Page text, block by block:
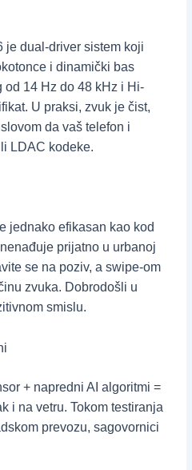
je dual-driver sistem koji
i dinamički bas
od 14 Hz do 48 kHz i Hi-
U praksi, zvuk je čist,
da vaš telefon i
LDAC kodeke.
jednako efikasan kao kod
prijatno u urbanoj
se na poziv, a swipe-om
zvuka. Dobrodošli u
smislu.
+ napredni AI algoritmi =
i na vetru. Tokom testiranja
prevozu, sagovornici